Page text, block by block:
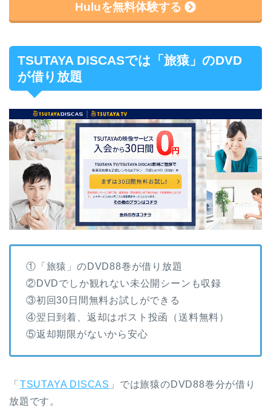
Huluを無料体験する
TSUTAYA DISCASでは「旅猿」のDVD
が借り放題
①「旅猿」のDVD88巻が借り放題
②DVDでしか観れない未公開シーンも収録
③初回30日間無料お試しができる
④翌日到着、返却はポスト投函（送料無料）
⑤返却期限がないから安心
「 TSUTAYA DISCAS 」では旅猿のDVD88巻分が借り
放題です。